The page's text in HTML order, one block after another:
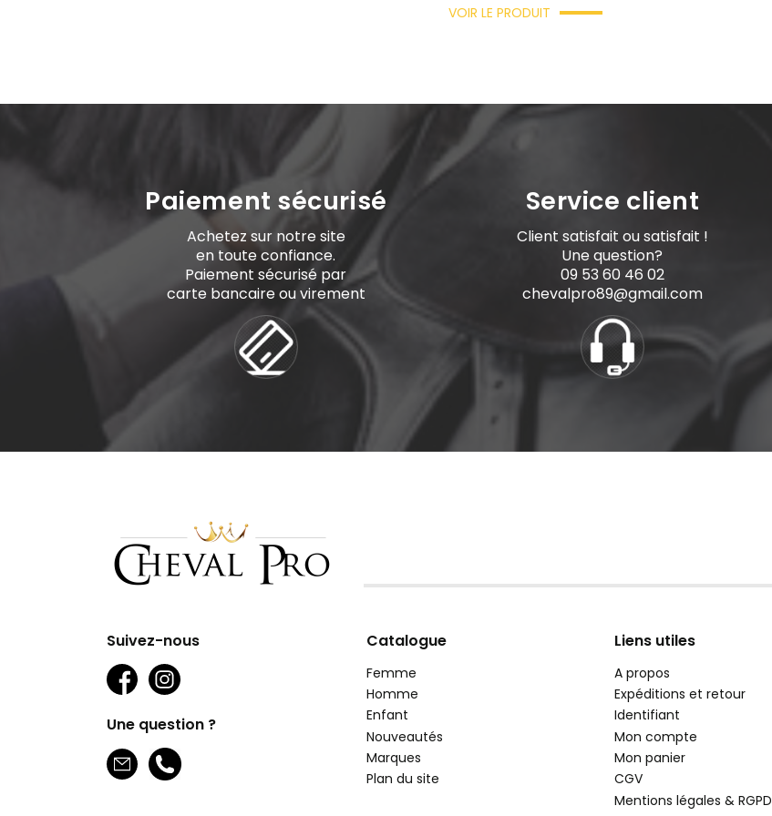
VOIR LE PRODUIT
Paiement sécurisé
Achetez sur notre site
en toute confiance.
Paiement sécurisé par
carte bancaire ou virement
Service client
Client satisfait ou satisfait !
Une question?
09 53 60 46 02
chevalpro89@gmail.com
Suivez-nous
Une question ?
Catalogue
Femme
Homme
Enfant
Nouveautés
Marques
Plan du site
Liens utiles
A propos
Expéditions et retour
Identifiant
Mon compte
Mon panier
CGV
Mentions légales & RGPD